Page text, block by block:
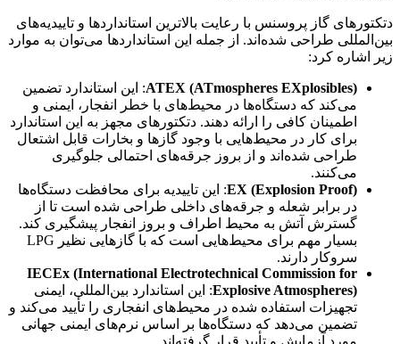
دتکتورهای گاز پروسنس با رعایت بالاترین استانداردها و تاییدیه‌های
بین‌المللی طراحی شده‌اند. از جمله این استانداردها می‌توان به موارد
زیر اشاره کرد:
ATEX (ATmospheres EXplosibles): این استاندارد تضمین
می‌کند که دستگاه‌ها در محیط‌های با خطر انفجار، ایمنی و
اطمینان کافی را ارائه دهند. دتکتورهای مجهز به این استاندارد
برای کار در محیط‌هایی با وجود گازها و بخارات قابل اشتعال
طراحی شده‌اند و از بروز جرقه‌های احتمالی جلوگیری
می‌کنند.
EX (Explosion Proof): این تاییدیه برای محافظت دستگاه‌ها
در برابر شعله و جرقه‌های داخلی طراحی شده است تا از
گسترش آتش به محیط اطراف و بروز انفجار پیشگیری کند.
بسیار مهم برای محیط‌هایی است که با گازهایی نظیر LPG
سروکار دارند.
IECEx (International Electrotechnical Commission for
Explosive Atmospheres): این استاندارد بین‌المللی، ایمنی
تجهیزات استفاده شده در محیط‌های انفجاری را تأیید می‌کند و
تضمین می‌دهد که دستگاه‌ها بر اساس نرم‌های ایمنی جهانی
مورد آزمایش و تأیید قرار گرفته‌اند.